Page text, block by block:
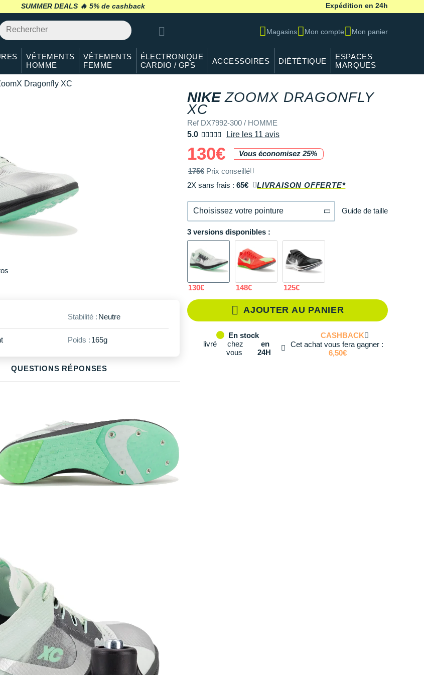
SUMMER DEALS 🔥 retour 30 jours* Expédition en 24h
Magasins Mon compte Mon panier
VÊTEMENTS
HOMME
VÊTEMENTS
FEMME
ÉLECTRONIQUE
CARDIO / GPS
ACCESSOIRES DIÉTÉTIQUE
ESPACES
MARQUES
Dragonfly XC
NIKE ZOOMX DRAGONFLY
XC
Ref DX7992-300 / HOMME
5.0
Lire les 11 avis
130€ Vous économisez 25%
175€ Prix conseillé
2X sans frais : 65€ LIVRAISON OFFERTE*
Choisissez votre pointure
40 Il en reste 1 !
40.5 Il en reste 4 !
41 En stock
Il en reste 3 !
En stock
Guide de taille
3 versions disponibles :
130€ 148€ 125€
AJOUTER AU PANIER
En stock
livré
chez
vous
en
24H
CASHBACK
Cet achat vous fera gagner :
6,50€
QUESTIONS RÉPONSES
Stabilité : Neutre
Poids : 165g
40.5 Il en reste 4 !
En stock
Il en reste 3 !
45.5
46 Il en reste 2 !
47.5